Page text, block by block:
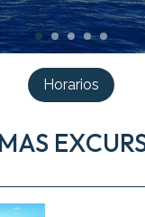
Horarios